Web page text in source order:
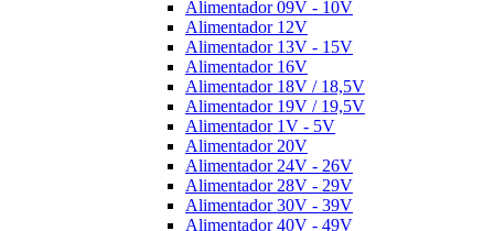
Alimentador 09V - 10V
Alimentador 12V
Alimentador 13V - 15V
Alimentador 16V
Alimentador 18V / 18,5V
Alimentador 19V / 19,5V
Alimentador 1V - 5V
Alimentador 20V
Alimentador 24V - 26V
Alimentador 28V - 29V
Alimentador 30V - 39V
Alimentador 40V - 49V